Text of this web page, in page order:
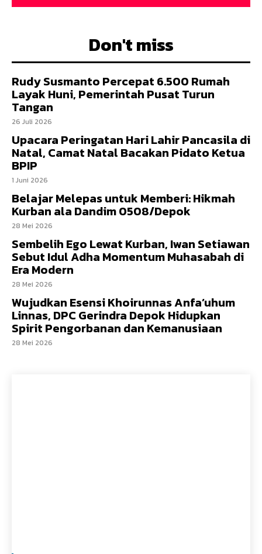
Don't miss
Rudy Susmanto Percepat 6.500 Rumah
Layak Huni, Pemerintah Pusat Turun
Tangan
26 Juli 2026
Upacara Peringatan Hari Lahir Pancasila di
Natal, Camat Natal Bacakan Pidato Ketua
BPIP
1 Juni 2026
Belajar Melepas untuk Memberi: Hikmah
Kurban ala Dandim 0508/Depok
28 Mei 2026
Sembelih Ego Lewat Kurban, Iwan Setiawan
Sebut Idul Adha Momentum Muhasabah di
Era Modern
28 Mei 2026
Wujudkan Esensi Khoirunnas Anfa’uhum
Linnas, DPC Gerindra Depok Hidupkan
Spirit Pengorbanan dan Kemanusiaan
28 Mei 2026